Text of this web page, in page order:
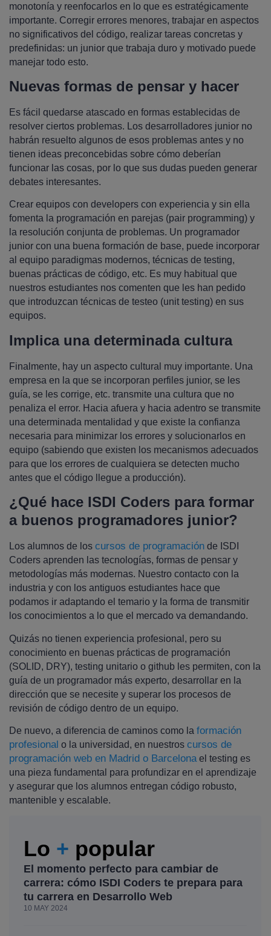
monotonía y reenfocarlos en lo que es estratégicamente
importante. Corregir errores menores, trabajar en aspectos
no significativos del código, realizar tareas concretas y
predefinidas: un junior que trabaja duro y motivado puede
manejar todo esto.
Nuevas formas de pensar y hacer
Es fácil quedarse atascado en formas establecidas de
resolver ciertos problemas. Los desarrolladores junior no
habrán resuelto algunos de esos problemas antes y no
tienen ideas preconcebidas sobre cómo deberían
funcionar las cosas, por lo que sus dudas pueden generar
debates interesantes.
Crear equipos con developers con experiencia y sin ella
fomenta la programación en parejas (pair programming) y
la resolución conjunta de problemas. Un programador
junior con una buena formación de base, puede incorporar
al equipo paradigmas modernos, técnicas de testing,
buenas prácticas de código, etc. Es muy habitual que
nuestros estudiantes nos comenten que les han pedido
que introduzcan técnicas de testeo (unit testing) en sus
equipos.
Implica una determinada cultura
Finalmente, hay un aspecto cultural muy importante. Una
empresa en la que se incorporan perfiles junior, se les
guía, se les corrige, etc. transmite una cultura que no
penaliza el error. Hacia afuera y hacia adentro se transmite
una determinada mentalidad y que existe la confianza
necesaria para minimizar los errores y solucionarlos en
equipo (sabiendo que existen los mecanismos adecuados
para que los errores de cualquiera se detecten mucho
antes que el código llegue a producción).
¿Qué hace ISDI Coders para formar
a buenos programadores junior?
Los alumnos de los cursos de programación de ISDI
Coders aprenden las tecnologías, formas de pensar y
metodologías más modernas. Nuestro contacto con la
industria y con los antiguos estudiantes hace que
podamos ir adaptando el temario y la forma de transmitir
los conocimientos a lo que el mercado va demandando.
Quizás no tienen experiencia profesional, pero su
conocimiento en buenas prácticas de programación
(SOLID, DRY), testing unitario o github les permiten, con la
guía de un programador más experto, desarrollar en la
dirección que se necesite y superar los procesos de
revisión de código dentro de un equipo.
De nuevo, a diferencia de caminos como la formación
profesional o la universidad, en nuestros cursos de
programación web en Madrid o Barcelona el testing es
una pieza fundamental para profundizar en el aprendizaje
y asegurar que los alumnos entregan código robusto,
mantenible y escalable.
Lo + popular
El momento perfecto para cambiar de
carrera: cómo ISDI Coders te prepara para
tu carrera en Desarrollo Web
10 MAY 2024